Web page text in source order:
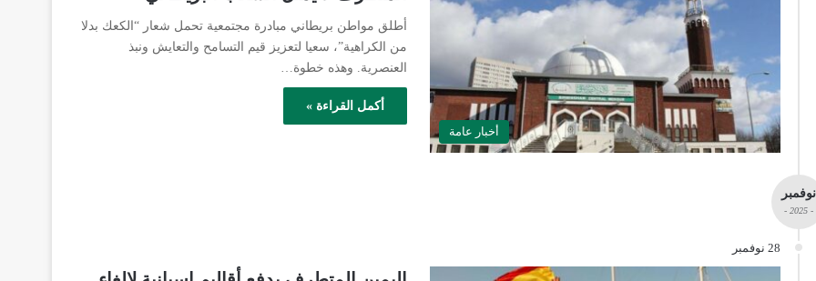
أخبار عامة
أطلق مواطن بريطاني مبادرة مجتمعية تحمل شعار “الكعك بدلا
من الكراهية”، سعيا لتعزيز قيم التسامح والتعايش ونبذ
العنصرية. وهذه خطوة…
أكمل القراءة »
نوفمبر
- 2025 -
28 نوفمبر